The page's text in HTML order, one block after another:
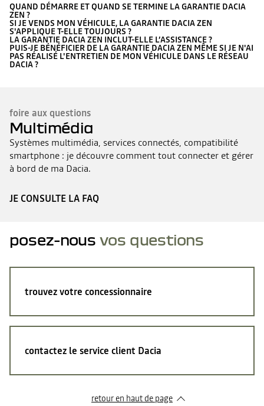
QUAND DÉMARRE ET QUAND SE TERMINE LA GARANTIE DACIA
ZEN ?
SI JE VENDS MON VÉHICULE, LA GARANTIE DACIA ZEN
S'APPLIQUE T-ELLE TOUJOURS ?
LA GARANTIE DACIA ZEN INCLUT-ELLE L’ASSISTANCE ?
PUIS-JE BÉNÉFICIER DE LA GARANTIE DACIA ZEN MÊME SI JE N'AI
PAS RÉALISÉ L'ENTRETIEN DE MON VÉHICULE DANS LE RÉSEAU
DACIA ?
foire aux questions
Multimédia
Systèmes multimédia, services connectés, compatibilité
smartphone : je découvre comment tout connecter et gérer
à bord de ma Dacia.
JE CONSULTE LA FAQ
posez-nous vos questions
trouvez votre concessionnaire
contactez le service client Dacia
retour en haut de page​